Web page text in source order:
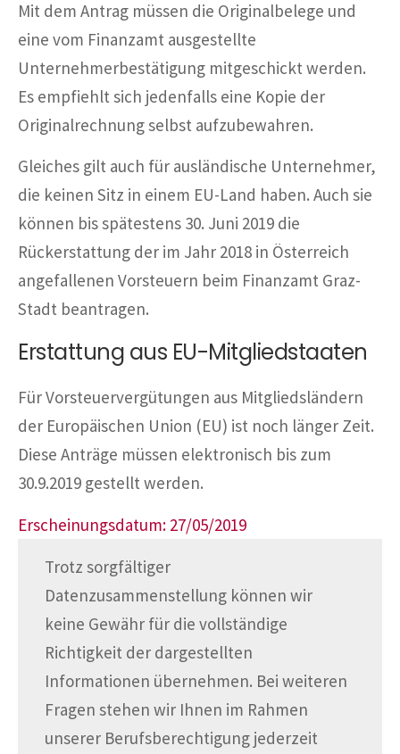
Mit dem Antrag müssen die Originalbelege und
eine vom Finanzamt ausgestellte
Unternehmerbestätigung mitgeschickt werden.
Es empfiehlt sich jedenfalls eine Kopie der
Originalrechnung selbst aufzubewahren.
Gleiches gilt auch für ausländische Unternehmer,
die keinen Sitz in einem EU-Land haben. Auch sie
können bis spätestens 30. Juni 2019 die
Rückerstattung der im Jahr 2018 in Österreich
angefallenen Vorsteuern beim Finanzamt Graz-
Stadt beantragen.
Erstattung aus EU-Mitgliedstaaten
Für Vorsteuervergütungen aus Mitgliedsländern
der Europäischen Union (EU) ist noch länger Zeit.
Diese Anträge müssen elektronisch bis zum
30.9.2019 gestellt werden.
Erscheinungsdatum: 27/05/2019
Trotz sorgfältiger
Datenzusammenstellung können wir
keine Gewähr für die vollständige
Richtigkeit der dargestellten
Informationen übernehmen. Bei weiteren
Fragen stehen wir Ihnen im Rahmen
unserer Berufsberechtigung jederzeit